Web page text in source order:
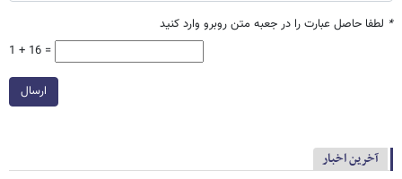
* لطفا حاصل عبارت را در جعبه متن روبرو وارد کنید
1 + 16 =
ارسال
آخرین اخبار